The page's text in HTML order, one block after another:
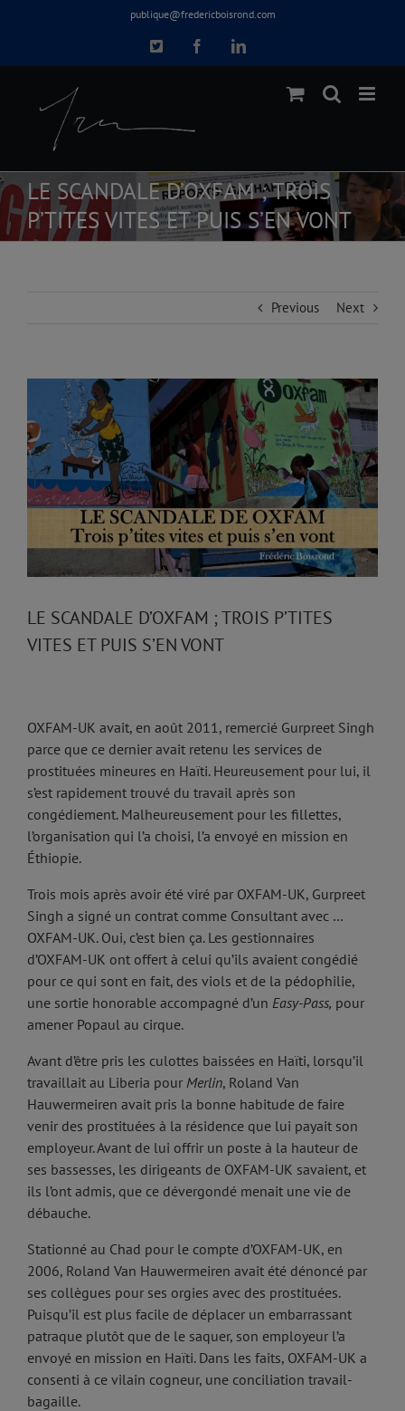
publique@fredericboisrond.com
X FacebookLinkedIn
LE SCANDALE D’OXFAM ; TROIS
P’TITES VITES ET PUIS S’EN VONT
Previous Next
Image
LE SCANDALE D’OXFAM ; TROIS P’TITES
VITES ET PUIS S’EN VONT
OXFAM-UK avait, en août 2011, remercié Gurpreet Singh
parce que ce dernier avait retenu les services de
prostituées mineures en Haïti. Heureusement pour lui, il
s’est rapidement trouvé du travail après son
congédiement. Malheureusement pour les fillettes,
l’organisation qui l’a choisi, l’a envoyé en mission en
Éthiopie.
Trois mois après avoir été viré par OXFAM-UK, Gurpreet
Singh a signé un contrat comme Consultant avec …
OXFAM-UK. Oui, c’est bien ça. Les gestionnaires
d’OXFAM-UK ont offert à celui qu’ils avaient congédié
pour ce qui sont en fait, des viols et de la pédophilie,
une sortie honorable accompagné d’un Easy-Pass, pour
amener Popaul au cirque.
Avant d’être pris les culottes baissées en Haïti, lorsqu’il
travaillait au Liberia pour Merlin, Roland Van
Hauwermeiren avait pris la bonne habitude de faire
venir des prostituées à la résidence que lui payait son
employeur. Avant de lui offrir un poste à la hauteur de
ses bassesses, les dirigeants de OXFAM-UK savaient, et
ils l’ont admis, que ce dévergondé menait une vie de
débauche.
Stationné au Chad pour le compte d’OXFAM-UK, en
2006, Roland Van Hauwermeiren avait été dénoncé par
ses collègues pour ses orgies avec des prostituées.
Puisqu’il est plus facile de déplacer un embarrassant
patraque plutôt que de le saquer, son employeur l’a
envoyé en mission en Haïti. Dans les faits, OXFAM-UK a
consenti à ce vilain cogneur, une conciliation travail-
bagaille.